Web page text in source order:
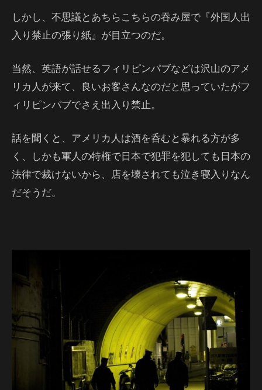
しかし、不思議とあちらこちらの吞み屋で『外国人出
入り禁止の張り紙』が目立つのだ。
当然、英語が話せるフィリピンパブなどは沢山のアメ
リカ人が来て、良いお客さんなのだと思っていたがフ
ィリピンパブでさえ出入り禁止。
話を聞くと、アメリカ人は酒を呑むと暴れる方が多
く、しかも軍人の特権で日本で犯罪を犯しても日本の
法律で裁けないから、店を壊されても泣き寝入りなん
だそうだ。